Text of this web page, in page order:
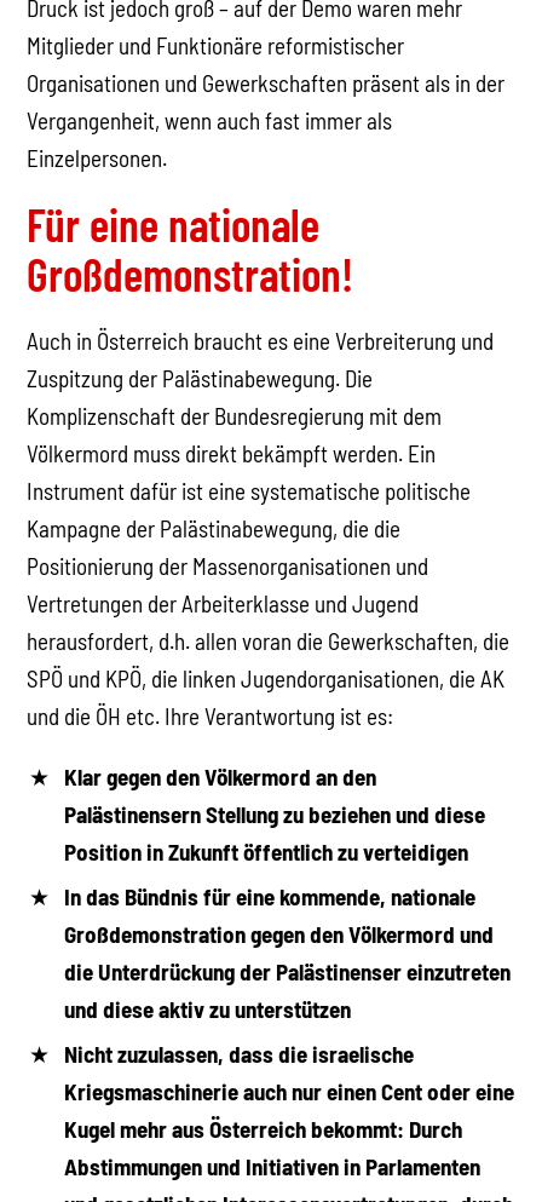
Druck ist jedoch groß – auf der Demo waren mehr
Mitglieder und Funktionäre reformistischer
Organisationen und Gewerkschaften präsent als in der
Vergangenheit, wenn auch fast immer als
Einzelpersonen.
Für eine nationale
Großdemonstration!
Auch in Österreich braucht es eine Verbreiterung und
Zuspitzung der Palästinabewegung. Die
Komplizenschaft der Bundesregierung mit dem
Völkermord muss direkt bekämpft werden. Ein
Instrument dafür ist eine systematische politische
Kampagne der Palästinabewegung, die die
Positionierung der Massenorganisationen und
Vertretungen der Arbeiterklasse und Jugend
herausfordert, d.h. allen voran die Gewerkschaften, die
SPÖ und KPÖ, die linken Jugendorganisationen, die AK
und die ÖH etc. Ihre Verantwortung ist es:
Klar gegen den Völkermord an den
Palästinensern Stellung zu beziehen und diese
Position in Zukunft öffentlich zu verteidigen
In das Bündnis für eine kommende, nationale
Großdemonstration gegen den Völkermord und
die Unterdrückung der Palästinenser einzutreten
und diese aktiv zu unterstützen
Nicht zuzulassen, dass die israelische
Kriegsmaschinerie auch nur einen Cent oder eine
Kugel mehr aus Österreich bekommt: Durch
Abstimmungen und Initiativen in Parlamenten